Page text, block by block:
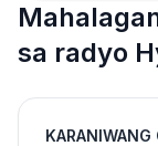
sa radyo
KARANIWANG